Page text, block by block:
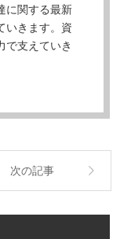
に関する最新
いきます。資
で支えていき
次の記事